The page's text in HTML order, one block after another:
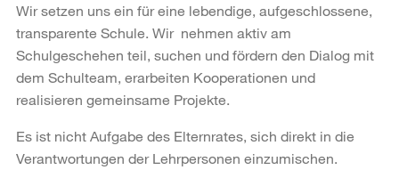
Wir setzen uns ein für eine lebendige, aufgeschlossene,
transparente Schule. Wir nehmen aktiv am
Schulgeschehen teil, suchen und fördern den Dialog mit
dem Schulteam, erarbeiten Kooperationen und
realisieren gemeinsame Projekte.
Es ist nicht Aufgabe des Elternrates, sich direkt in die
Verantwortungen der Lehrpersonen einzumischen.